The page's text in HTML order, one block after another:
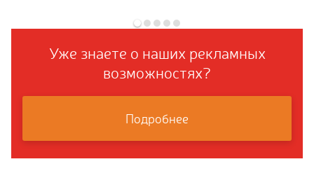
Уже знаете о наших рекламных
возможностях?
Подробнее